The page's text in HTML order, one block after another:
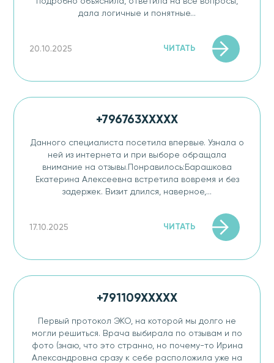
дала логичные и понятные...
20.10.2025 ЧИТАТЬ
+796763XXXXX
Данного специалиста посетила впервые. Узнала о
ней из интернета и при выборе обращала
внимание на отзывы.Понравилось:Барашкова
Екатерина Алексеевна встретила вовремя и без
задержек. Визит длился, наверное,...
17.10.2025 ЧИТАТЬ
+791109XXXXX
Первый протокол ЭКО, на которой мы долго не
могли решиться. Врача выбирала по отзывам и по
фото (знаю, что это странно, но почему-то Ирина
Александровна сразу к себе расположила уже на